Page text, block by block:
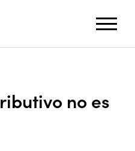
no es